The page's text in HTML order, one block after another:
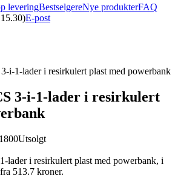
leveringBestselgereNye produkterFAQ
E-post
i-1-lader i resirkulert plast med powerbank
3-i-1-lader i resirkulert
Utsolgt